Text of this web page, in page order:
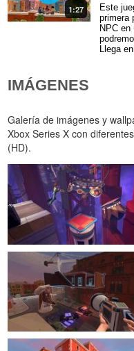
1:27
Este
primera
NPC en
Llega
IMÁGENES
Galería de imágenes y
Xbox Series X con
(HD).